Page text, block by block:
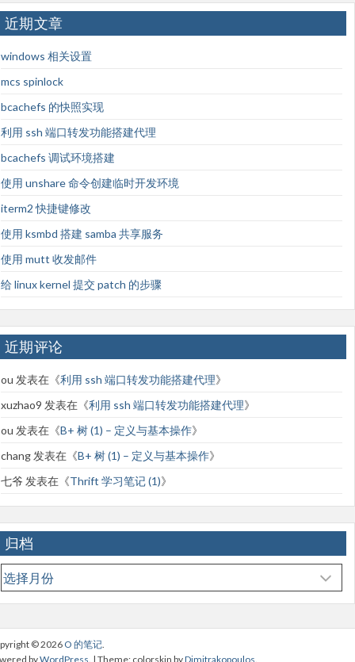
近期文章
windows 相关设置
mcs spinlock
bcachefs 的快照实现
利用 ssh 端口转发功能搭建代理
bcachefs 调试环境搭建
使用 unshare 命令创建临时开发环境
iterm2 快捷键修改
使用 ksmbd 搭建 samba 共享服务
使用 mutt 收发邮件
给 linux kernel 提交 patch 的步骤
近期评论
ou 发表在《利用 ssh 端口转发功能搭建代理》
xuzhao9 发表在《利用 ssh 端口转发功能搭建代理》
ou 发表在《B+ 树 (1) – 定义与基本操作》
chang 发表在《B+ 树 (1) – 定义与基本操作》
七爷 发表在《Thrift 学习笔记 (1)》
归档
归
档
© 2026 O 的笔记.
byWordPress . | Theme: colorskin byDimitrakopoulos